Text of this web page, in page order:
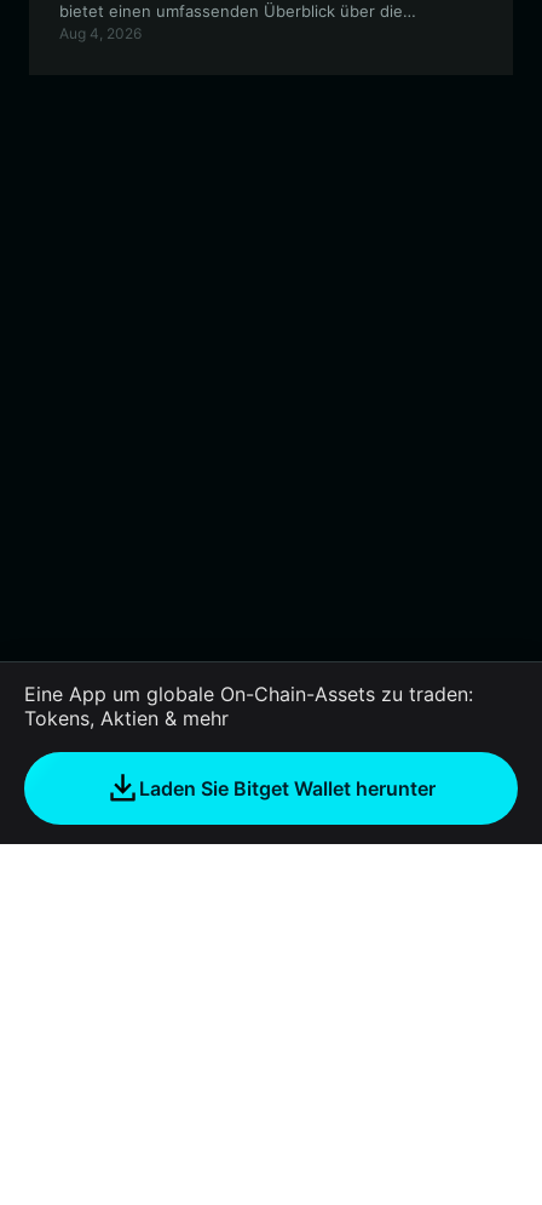
bietet einen umfassenden Überblick über die
Einrichtung Ihrer Wallet, die Interaktion mit der BNB
Aug 4, 2026
Eine App um globale On-Chain-Assets zu traden:
Tokens, Aktien & mehr
Laden Sie Bitget Wallet herunter